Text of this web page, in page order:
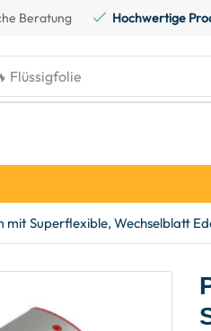
Beratung Hochwertige
Flüssigfolie
Superflexible, Wechselblatt